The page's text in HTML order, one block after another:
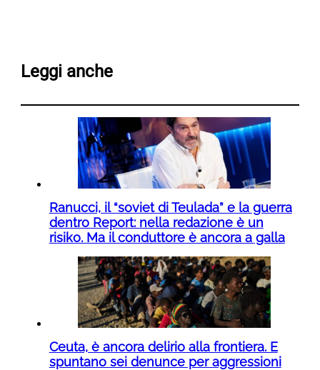
Leggi anche
Ranucci, il “soviet di Teulada” e la guerra
dentro Report: nella redazione è un
risiko. Ma il conduttore è ancora a galla
Ceuta, è ancora delirio alla frontiera. E
spuntano sei denunce per aggressioni